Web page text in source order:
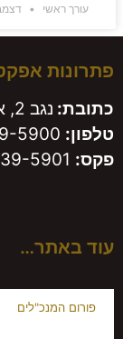
עורך ראשי דצמבר
פתרונות
כתובת: נגב 2, איירפורט סיטי, 7019900
טלפון: 5900
פקס:
עוד באתר…
פורום המנכ"לים